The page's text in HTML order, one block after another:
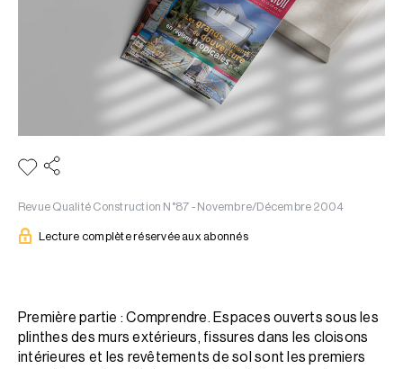
Revue Qualité Construction N°87 - Novembre/Décembre 2004
Lecture complète réservée aux abonnés
Première partie : Comprendre. Espaces ouverts sous les
plinthes des murs extérieurs, fissures dans les cloisons
intérieures et les revêtements de sol sont les premiers